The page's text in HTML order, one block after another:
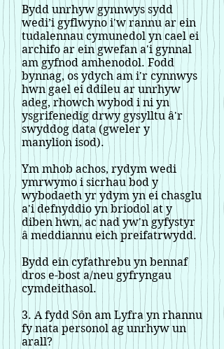
Bydd unrhyw gynnwys sydd
wedi’i gyflwyno i'w rannu ar ein
tudalennau cymunedol yn cael ei
archifo ar ein gwefan a'i gynnal
am gyfnod amhenodol. Fodd
bynnag, os ydych am i'r cynnwys
hwn gael ei ddileu ar unrhyw
adeg, rhowch wybod i ni yn
ysgrifenedig drwy gysylltu â'r
swyddog data (gweler y
manylion isod).
Ym mhob achos, rydym wedi
ymrwymo i sicrhau bod y
wybodaeth yr ydym yn ei chasglu
a'i defnyddio yn briodol at y
diben hwn, ac nad yw'n gyfystyr
â meddiannu eich preifatrwydd.
Bydd ein cyfathrebu yn bennaf
dros e-bost a/neu gyfryngau
cymdeithasol.
3. A fydd Sôn am Lyfra yn rhannu
fy nata personol ag unrhyw un
arall?